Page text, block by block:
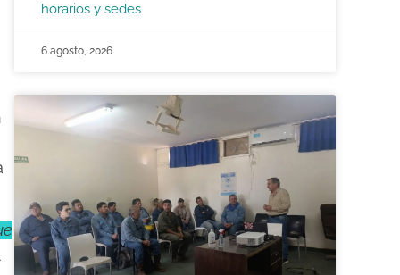
horarios y sedes
6 agosto, 2026